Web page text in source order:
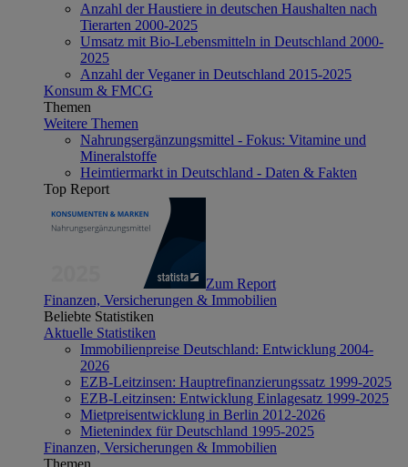
Anzahl der Haustiere in deutschen Haushalten nach
Tierarten 2000-2025
Umsatz mit Bio-Lebensmitteln in Deutschland 2000-
2025
Anzahl der Veganer in Deutschland 2015-2025
Konsum & FMCG
Themen
Weitere Themen
Nahrungsergänzungsmittel - Fokus: Vitamine und
Mineralstoffe
Heimtiermarkt in Deutschland - Daten & Fakten
Top Report
Zum Report
Finanzen, Versicherungen & Immobilien
Beliebte Statistiken
Aktuelle Statistiken
Immobilienpreise Deutschland: Entwicklung 2004-
2026
EZB-Leitzinsen: Hauptrefinanzierungssatz 1999-2025
EZB-Leitzinsen: Entwicklung Einlagesatz 1999-2025
Mietpreisentwicklung in Berlin 2012-2026
Mietenindex für Deutschland 1995-2025
Finanzen, Versicherungen & Immobilien
Themen